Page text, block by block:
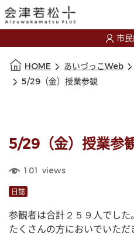
市
HOME あいづっこWeb
5/29（金）授業参観
5/29（金）授業参
101 views
日誌
参観者は合計２５９人でした。
たくさんの方においでいただ